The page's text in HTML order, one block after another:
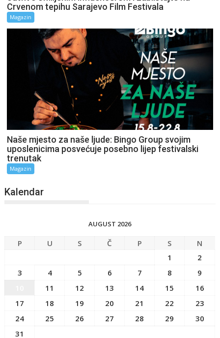
Crvenom tepihu Sarajevo Film Festivala
Magazin
Naše mjesto za naše ljude: Bingo Group svojim
uposlenicima posvećuje posebno lijep festivalski
trenutak
Magazin
Kalendar
AUGUST 2026
P U S Č P S
N
1
2
3
4 5 6 7 8
9
11 12 13 14 15
16
17
18 19 20 21 22
23
24
25 26 27 28 29
30
31